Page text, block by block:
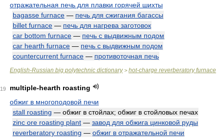
отражательная печь для плавки горячей шихты
bagasse furnace — печь для сжигания багассы
billet furnace — печь для нагрева заготовок
car bottom furnace — печь с выдвижным подом
car hearth furnace — печь с выдвижным подом
countercurrent furnace — противоточная печь
English-Russian big polytechnic dictionary> hot-charge reverberatory furnace
19
multiple-hearth roasting
обжиг в многоподовой печи
stall roasting — обжиг в стойлах; обжиг в стойловых печах
zinc ore roasting plant — завод для обжига цинковой руды
reverberatory roasting — обжиг в отражательной печи